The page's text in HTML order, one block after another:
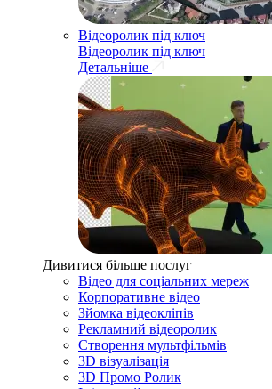
Відеоролик під ключ
Відеоролик під ключ
Детальніше
Дивитися більше послуг
Відео для соціальних мереж
Корпоративне відео
Зйомка відеокліпів
Рекламний відеоролик
Створення мультфільмів
3D візуалізація
3D Промо Ролик